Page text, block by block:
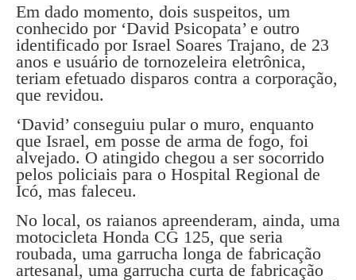
Em dado momento, dois suspeitos, um
conhecido por ‘David Psicopata’ e outro
identificado por Israel Soares Trajano, de 23
anos e usuário de tornozeleira eletrônica,
teriam efetuado disparos contra a corporação,
que revidou.
‘David’ conseguiu pular o muro, enquanto
que Israel, em posse de arma de fogo, foi
alvejado. O atingido chegou a ser socorrido
pelos policiais para o Hospital Regional de
Icó, mas faleceu.
No local, os raianos apreenderam, ainda, uma
motocicleta Honda CG 125, que seria
roubada, uma garrucha longa de fabricação
artesanal, uma garrucha curta de fabricação